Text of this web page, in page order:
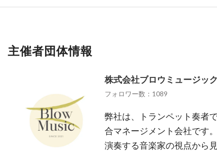
主催者団体情報
株式会社ブロウミュージッ
フォロワー数：1089
弊社は、トランペット奏者
合マネージメント会社です
演奏する音楽家の視点から